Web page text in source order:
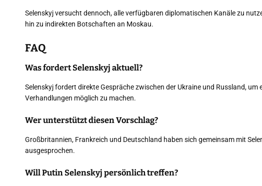
Selenskyj versucht dennoch, alle verfügbaren diplomatischen Kanäle zu
hin zu indirekten Botschaften an Moskau.
FAQ
Was fordert Selenskyj aktuell?
Selenskyj fordert direkte Gespräche zwischen der Ukraine und Russland,
Verhandlungen möglich zu machen.
Wer unterstützt diesen Vorschlag?
Großbritannien, Frankreich und Deutschland haben sich gemeinsam mit
ausgesprochen.
Will Putin Selenskyj persönlich treffen?